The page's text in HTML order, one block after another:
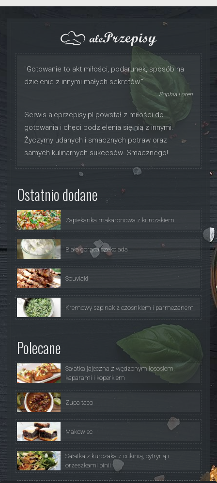
"Gotowanie to akt miłości, podarunek, sposób na
dzielenie z innymi małych sekretów."
Sophia Loren
Serwis aleprzepisy.pl powstał z miłości do
gotowania i chęci podzielenia się nią z innymi.
Życzymy udanych i smacznych potraw oraz
samych kulinarnych sukcesów. Smacznego!
Ostatnio dodane
Zapiekanka makaronowa z kurczakiem
Biała gorąca czekolada
Souvlaki
Kremowy szpinak z czosnkiem i parmezanem
Polecane
Sałatka jajeczna z wędzonym łososiem,
kaparami i koperkiem
Zupa taco
Makowiec
Sałatka z kurczaka z cukinią, cytryną i
orzeszkami pinii